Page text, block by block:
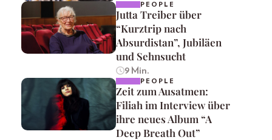
PEOPLE
Jutta Treiber über
“Kurztrip nach
Absurdistan”, Jubiläen
und Sehnsucht
9 Min.
PEOPLE
Zeit zum Ausatmen:
Filiah im Interview über
ihre neues Album “A
Deep Breath Out”